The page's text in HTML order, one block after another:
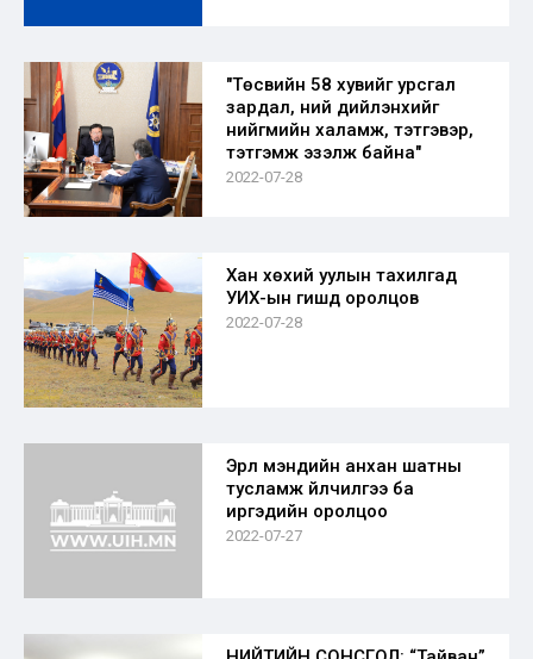
"Төсвийн 58 хувийг урсгал
зардал, үүний дийлэнхийг
нийгмийн халамж, тэтгэвэр,
тэтгэмж эзэлж байна"
2022-07-28
Хан хөхий уулын тахилгад
УИХ-ын гишүүд оролцов
2022-07-28
Эрүүл мэндийн анхан шатны
тусламж үйлчилгээ ба
иргэдийн оролцоо
2022-07-27